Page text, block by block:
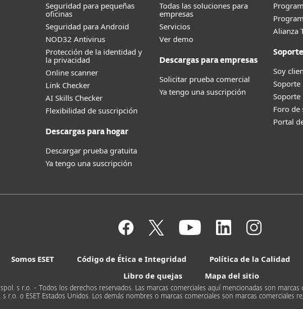
Seguridad para pequeñas
oficinas
Seguridad para Android
NOD32 Antivirus
Protección de la identidad y
la privacidad
Online scanner
Link Checker
AI Skills Checker
Flexibilidad de suscripción
Descargas para hogar
Descargar prueba gratuita
Ya tengo una suscripción
Todas las soluciones para
empresas
Servicios
Ver demo
Descargas para empresas
Solicitar prueba comercial
Ya tengo una suscripción
Alianza
Soporte
Soy
Soporte
Soporte
Foro de
Portal
Somos ESET Código de Ética e Integridad
Política de la Calidad
Libro de quejas
Mapa del sitio
spol. s r.o. - Todos los derechos reservados. Las marcas comerciales aquí mencionadas son
s r.o. o ESET Estados Unidos. Los demás nombres o marcas comerciales son marcas comerciales